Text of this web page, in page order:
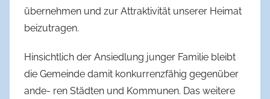
übernehmen und zur Attraktivität unserer Heimat
beizutragen.
Hinsichtlich der Ansiedlung junger Familie bleibt
die Gemeinde damit konkurrenzfähig gegenüber
ande- ren Städten und Kommunen. Das weitere